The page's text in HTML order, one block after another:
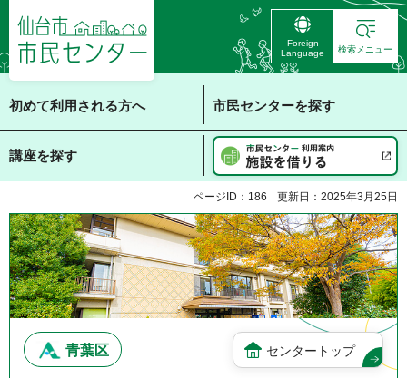
仙台市 市民センタ
ー
Foreign
Language
検索メニュー
初めて利用される方へ 市民センターを探す
講座を探す
ページID：186 更新日：2025年3月25日
青葉区 センタートップ